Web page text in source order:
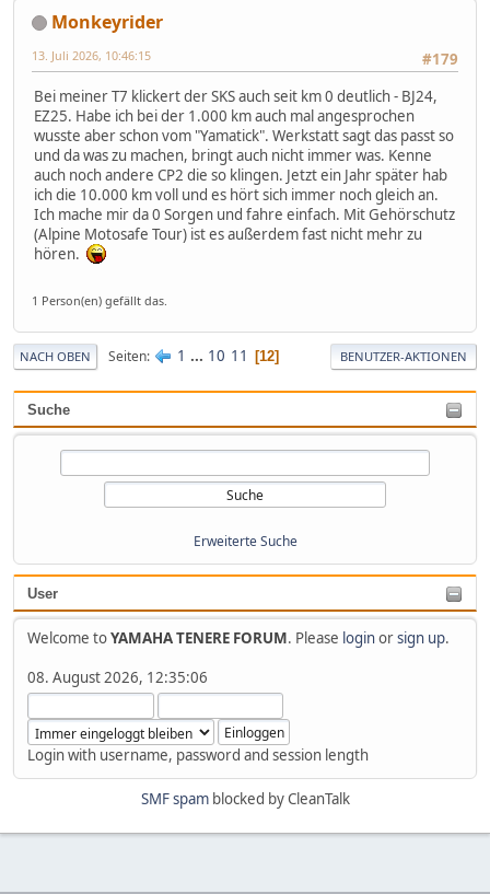
Suche
Erweiterte Suche
User
Welcome toYAMAHA TENERE FORUM. Please loginorsign up.
08. August 2026, 12:35:06
Login with username, password and session length
Monkeyrider
#179
13. Juli 2026, 10:46:15
Bei meiner T7 klickert der SKS auch seit km 0 deutlich - BJ24,
EZ25. Habe ich bei der 1.000 km auch mal angesprochen
wusste aber schon vom "Yamatick". Werkstatt sagt das passt so
und da was zu machen, bringt auch nicht immer was. Kenne
auch noch andere CP2 die so klingen. Jetzt ein Jahr später hab
ich die 10.000 km voll und es hört sich immer noch gleich an.
Ich mache mir da 0 Sorgen und fahre einfach. Mit Gehörschutz
(Alpine Motosafe Tour) ist es außerdem fast nicht mehr zu
hören.
1 Person(en) gefällt das.
NACH OBEN Seiten 1 ... 10 11 12 BENUTZER-AKTIONEN
SMF spamblocked by CleanTalk